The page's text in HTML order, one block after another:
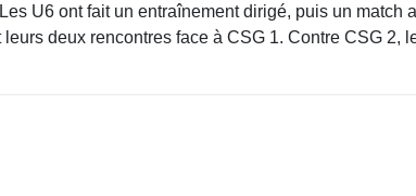
U6 ont fait un entraînement dirigé, puis un
deux rencontres face à CSG 1. Contre CSG 2,